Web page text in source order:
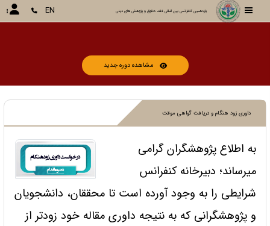
یازدهمین کنفرانس بین المللی فقه، حقوق و پژوهش های دینی EN
مشاهده دوره جدید
داوری زود هنگام و دریافت گواهی موقت
به اطلاع پژوهشگران گرامی
میرساند؛ دبیرخانه کنفرانس
شرایطی را به وجود آورده است تا محققان، دانشجویان
و پژوهشگرانی که به نتیجه داوری مقاله خود زودتر از